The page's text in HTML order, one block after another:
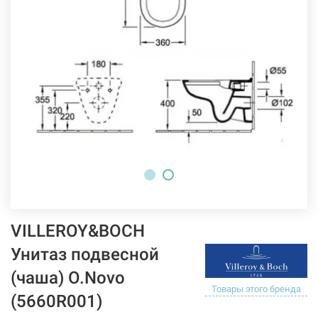
VILLEROY&BOCH
Унитаз подвесной
(чаша) O.Novo
(5660R001)
Товары этого бренда